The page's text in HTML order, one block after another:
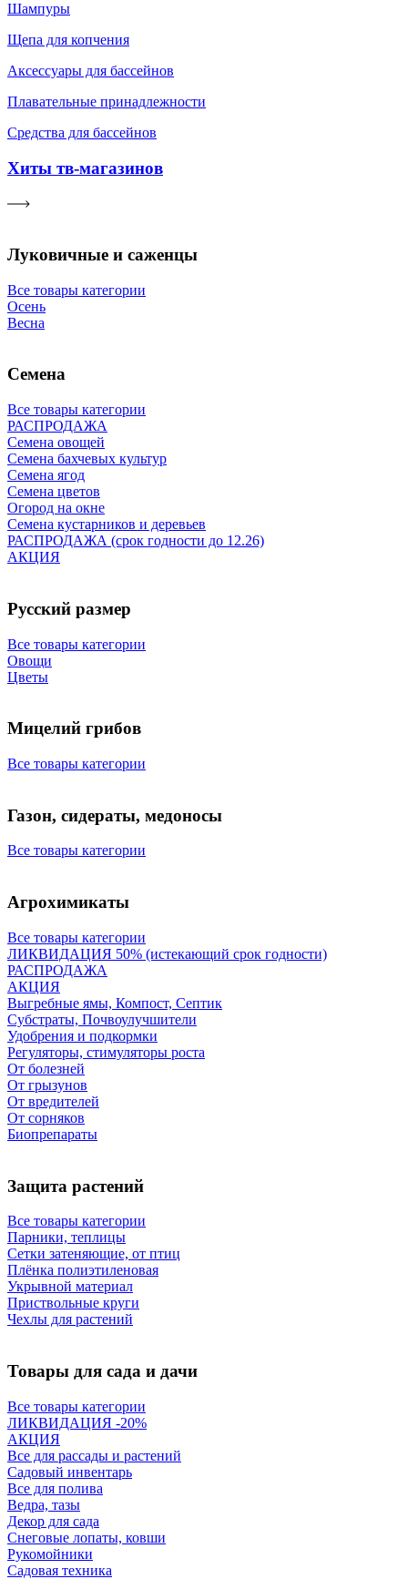
Шампуры
Щепа для копчения
Аксессуары для бассейнов
Плавательные принадлежности
Средства для бассейнов
Хиты тв-магазинов
Луковичные и саженцы
Все товары категории
Осень
Весна
Семена
Все товары категории
РАСПРОДАЖА
Семена овощей
Семена бахчевых культур
Семена ягод
Семена цветов
Огород на окне
Семена кустарников и деревьев
РАСПРОДАЖА (срок годности до 12.26)
АКЦИЯ
Русский размер
Все товары категории
Овощи
Цветы
Мицелий грибов
Все товары категории
Газон, сидераты, медоносы
Все товары категории
Агрохимикаты
Все товары категории
ЛИКВИДАЦИЯ 50% (истекающий срок годности)
РАСПРОДАЖА
АКЦИЯ
Выгребные ямы, Компост, Септик
Субстраты, Почвоулучшители
Удобрения и подкормки
Регуляторы, стимуляторы роста
От болезней
От грызунов
От вредителей
От сорняков
Биопрепараты
Защита растений
Все товары категории
Парники, теплицы
Сетки затеняющие, от птиц
Плёнка полиэтиленовая
Укрывной материал
Приствольные круги
Чехлы для растений
Товары для сада и дачи
Все товары категории
ЛИКВИДАЦИЯ -20%
АКЦИЯ
Все для рассады и растений
Садовый инвентарь
Все для полива
Ведра, тазы
Декор для сада
Снеговые лопаты, ковши
Рукомойники
Садовая техника